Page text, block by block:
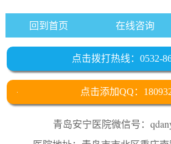
回到首页 在线咨询
点击拨打热线：0532-
点击添加QQ：
青岛安宁医院微信号：